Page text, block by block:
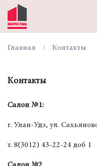
Главная Контакты
Контакты
Салон №1:
г. Улан-Удэ, ул.
т. 8(3012) 43-22-24 доб 1